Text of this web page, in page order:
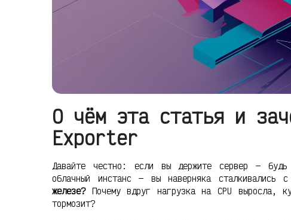
О чём эта статья и
Exporter
Давайте честно: если вы держите сервер —
облачный инстанс — вы наверняка сталкивались
железе?Почему вдруг нагрузка на CPU выросла,
тормозит?